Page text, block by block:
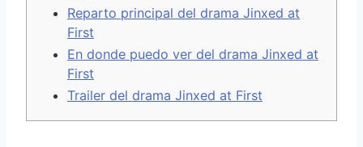
Reparto principal del drama Jinxed at
First
En donde puedo ver del drama Jinxed at
First
Trailer del drama Jinxed at First